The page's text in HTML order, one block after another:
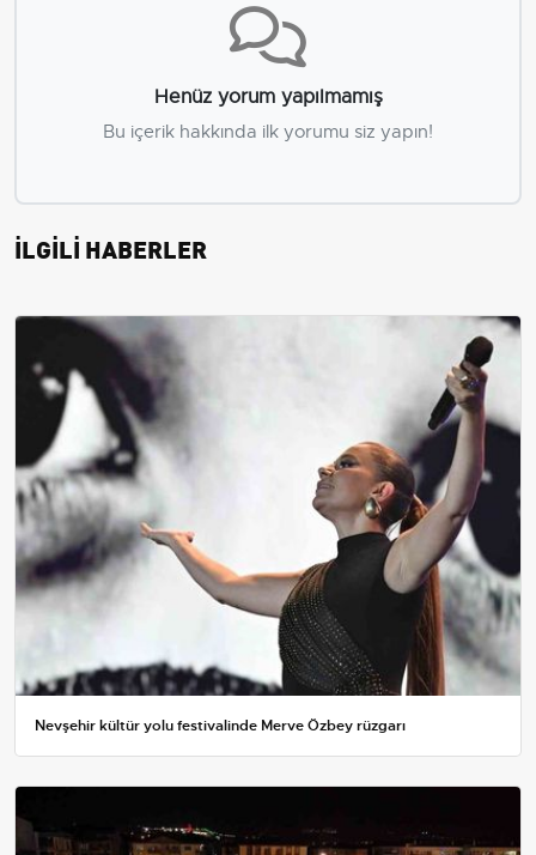
Henüz yorum yapılmamış
Bu içerik hakkında ilk yorumu siz yapın!
İLGİLİ HABERLER
Nevşehir kültür yolu festivalinde Merve Özbey rüzgarı